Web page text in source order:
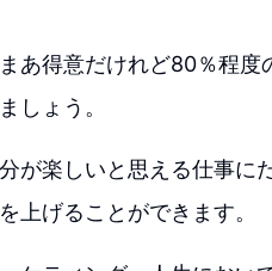
あ得意だけれど80％程
しょう。
が楽しいと思える仕事に
上げることができます。